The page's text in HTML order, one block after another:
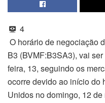
4
O horário de negociação
B3 (BVMF:B3SA3), vai
feira, 13, seguindo os
ocorre devido ao início do
Unidos no domingo, 12 de